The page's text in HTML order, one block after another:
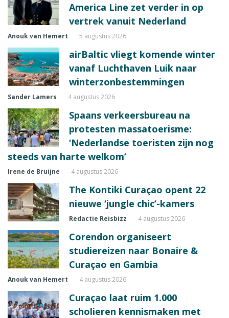
America Line zet verder in op
vertrek vanuit Nederland
Anouk van Hemert 5 augustus 2026
airBaltic vliegt komende winter
vanaf Luchthaven Luik naar
winterzonbestemmingen
Sander Lamers 4 augustus 2026
Spaans verkeersbureau na
protesten massatoerisme:
‘Nederlandse toeristen zijn nog
steeds van harte welkom’
Irene de Bruijne 4 augustus 2026
The Kontiki Curaçao opent 22
nieuwe ‘jungle chic’-kamers
Redactie Reisbizz 4 augustus 2026
Corendon organiseert
studiereizen naar Bonaire &
Curaçao en Gambia
Anouk van Hemert 4 augustus 2026
Curaçao laat ruim 1.000
scholieren kennismaken met